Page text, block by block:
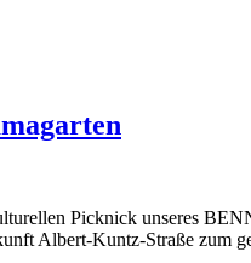
Picknick unseres
Albert-Kuntz-Straße zum